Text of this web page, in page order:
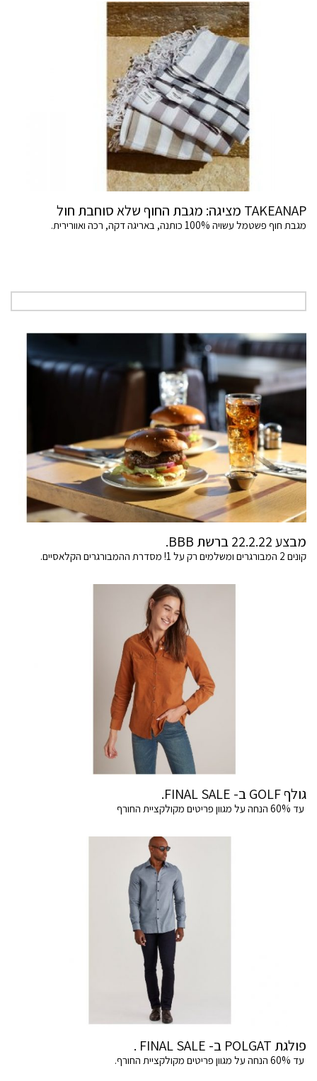
TAKEANAP מציגה: מגבת החוף שלא סוחבת חול
מגבת חוף פשטמל עשויה 100% כותנה, באריגה דקה, רכה ואוורירית.
מבצע 22.2.22 ברשת BBB.
קונים 2 המבורגרים ומשלמים רק על 1! מסדרת ההמבורגרים הקלאסיים.
גולף GOLF ב- FINAL SALE.
עד 60% הנחה על מגוון פריטים מקולקציית החורף
פולגת POLGAT ב- FINAL SALE .
עד 60% הנחה על מגוון פריטים מקולקציית החורף.